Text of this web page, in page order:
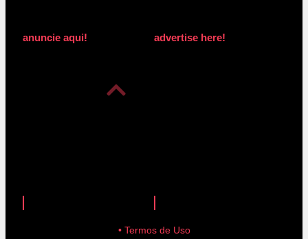
anuncie aqui! advertise here!
• Termos de Uso